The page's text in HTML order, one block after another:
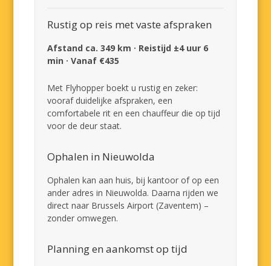
Rustig op reis met vaste afspraken
Afstand ca. 349 km · Reistijd ±4 uur 6
min · Vanaf €435
Met Flyhopper boekt u rustig en zeker:
vooraf duidelijke afspraken, een
comfortabele rit en een chauffeur die op tijd
voor de deur staat.
Ophalen in Nieuwolda
Ophalen kan aan huis, bij kantoor of op een
ander adres in Nieuwolda. Daarna rijden we
direct naar Brussels Airport (Zaventem) –
zonder omwegen.
Planning en aankomst op tijd